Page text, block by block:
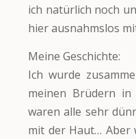
ich natürlich noch
hier ausnahmslos
Meine Geschichte:
Ich wurde
meinen Brüdern
waren alle sehr
mit der Haut… Aber